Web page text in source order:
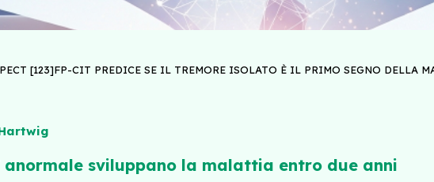
[123]FP-CIT PREDICE SE IL TREMORE ISOLATO È IL PRIMO SEGNO DELLA
anormale sviluppano la malattia entro due anni